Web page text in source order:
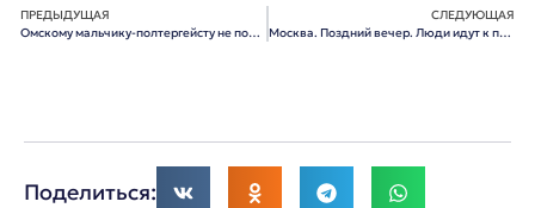
ПРЕДЫДУЩАЯ
Омскому мальчику-полтергейсту не помог даже священник
СЛЕДУЮЩАЯ
Москва. Поздний вечер. Люди идут к посольству Кубы…
Поделиться: